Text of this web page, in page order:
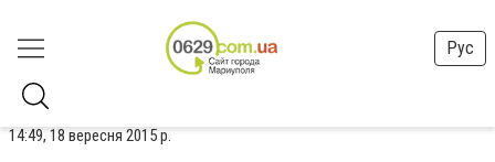
Рус
14:49, 18 вересня 2015 р.